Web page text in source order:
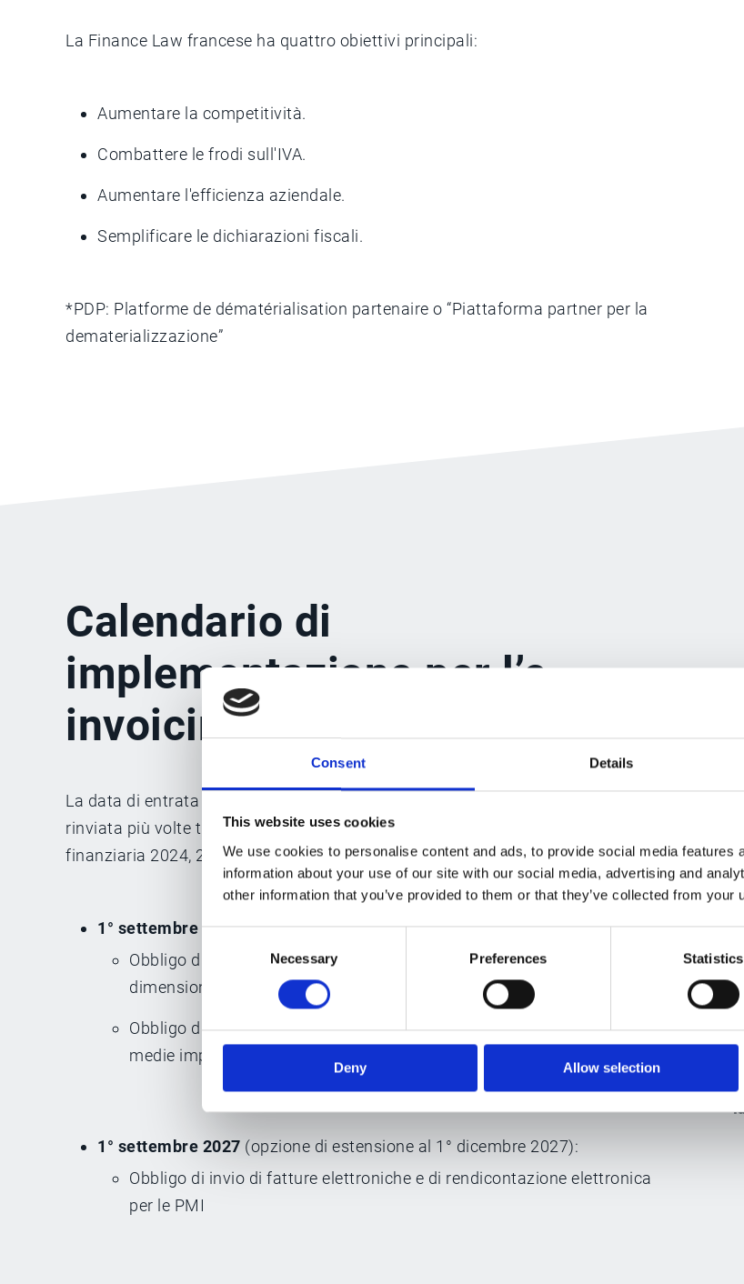
Consent Details
This website uses cookies
We use cookies to personalise content and ads, to provide social media features
information about your use of our site with our social media, advertising and
other information that you’ve provided to them or that they’ve collected from your
Necessary Preferences Statistics
Deny Allow selection
La Finance Law francese ha quattro obiettivi principali:
Aumentare la competitività.
Combattere le frodi sull'IVA.
Aumentare l'efficienza aziendale.
Semplificare le dichiarazioni fiscali.
*PDP: Platforme de dématérialisation partenaire o “Piattaforma partner per la
dematerializzazione”
Calendario di
implementazione per l’e-
invoicing in Francia
La data di entrata in vigore della fatturazione elettronica B2B in Francia è stata
rinviata più volte tra il 2020 e il 2023. Il 29 dicembre 2023, l'articolo 91 della legge
finanziaria 2024, 2023-1322 ha convalidato la seguente tempistica:
1° settembre 2026(opzione di estensione al 1° dicembre 2026):
Obbligo di ricezione delle fatture elettroniche per le aziende di tutte le
dimensioni
Obbligo di invio di fatture elettroniche e di e-reporting per le grandi e
medie imprese.
1° settembre 2027 (opzione di estensione al 1° dicembre 2027):
Obbligo di invio di fatture elettroniche e di rendicontazione elettronica
per le PMI